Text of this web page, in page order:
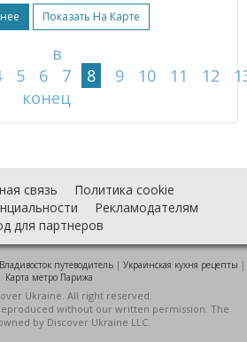
Показать На Карте
в
5 6 7 8 9 10 11 12
конец
связь
Политика cookie
Рекламодателям
для партнеров
Владивосток путеводитель| Украинская кухня рецепты |
Карта метро Парижа
Ukraine. All right reserved.
without our written permission. The
by Discover Ukraine LLC.